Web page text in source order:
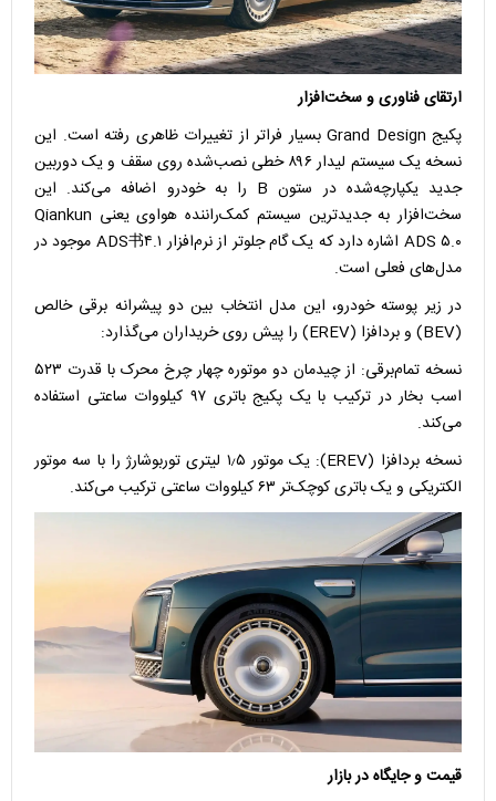
ارتقای فناوری و سخت‌افزار
پکیج Grand Design بسیار فراتر از تغییرات ظاهری رفته است. این
نسخه یک سیستم لیدار ۸۹۶ خطی نصب‌شده روی سقف و یک دوربین
جدید یکپارچه‌شده در ستون B را به خودرو اضافه می‌کند. این
سخت‌افزار به جدیدترین سیستم کمک‌راننده هواوی یعنی Qiankun
ADS ۵.۰ اشاره دارد که یک گام جلوتر از نرم‌افزار ADS书۴.۱ موجود در
مدل‌های فعلی است.
در زیر پوسته خودرو، این مدل انتخاب بین دو پیشرانه برقی خالص
(BEV) و بردافزا (EREV) را پیش روی خریداران می‌گذارد:
نسخه تمام‌برقی: از چیدمان دو موتوره چهار چرخ محرک با قدرت ۵۲۳
اسب بخار در ترکیب با یک پکیج باتری ۹۷ کیلووات ساعتی استفاده
می‌کند.
نسخه بردافزا (EREV): یک موتور ۱٫۵ لیتری توربوشارژ را با سه موتور
الکتریکی و یک باتری کوچک‌تر ۶۳ کیلووات ساعتی ترکیب می‌کند.
قیمت و جایگاه در بازار